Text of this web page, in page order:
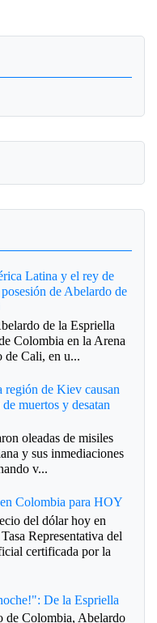
Latina y el rey de
de Abelardo de
de la Espriella
Colombia en la Arena
de Cali, en u...
región de Kiev causan
muertos y desatan
oleadas de misiles
y sus inmediaciones
v...
Colombia para HOY
del dólar hoy en
Representativa del
certificada por la
De la Espriella
de Colombia, Abelardo